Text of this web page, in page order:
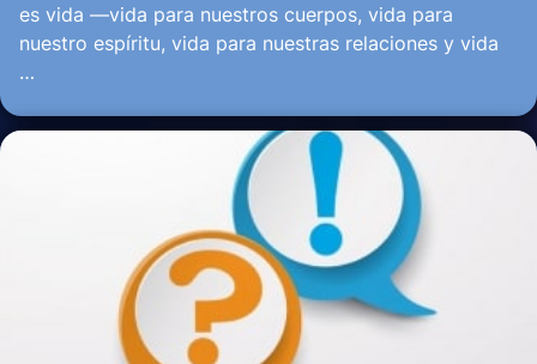
es vida —vida para nuestros cuerpos, vida para
nuestro espíritu, vida para nuestras relaciones y vida
…